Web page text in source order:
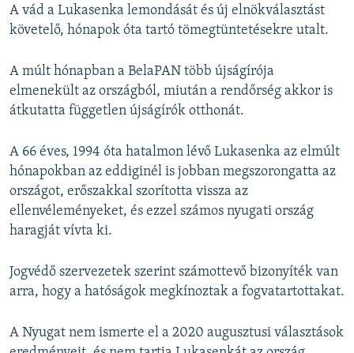
A vád a Lukasenka lemondását és új elnökválasztást
követelő, hónapok óta tartó tömegtüntetésekre utalt.
A múlt hónapban a BelaPAN több újságírója
elmenekült az országból, miután a rendőrség akkor is
átkutatta független újságírók otthonát.
A 66 éves, 1994 óta hatalmon lévő Lukasenka az elmúlt
hónapokban az eddiginél is jobban megszorongatta az
országot, erőszakkal szorította vissza az
ellenvéleményeket, és ezzel számos nyugati ország
haragját vívta ki.
Jogvédő szervezetek szerint számottevő bizonyíték van
arra, hogy a hatóságok megkínoztak a fogvatartottakat.
A Nyugat nem ismerte el a 2020 augusztusi választások